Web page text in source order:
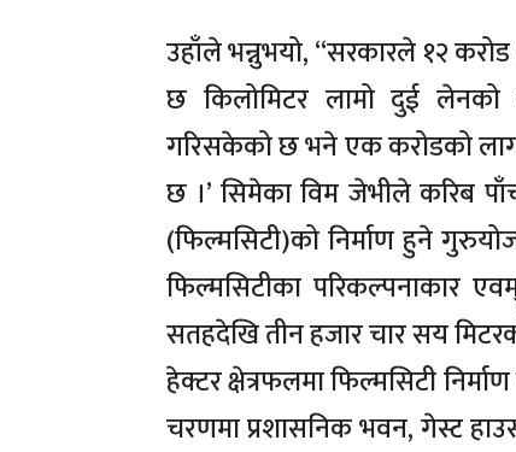
उहाँले भन्नुभयो, ‘‘सरकारले १२
छ किलोमिटर लामो दुई लेनको
गरिसकेको छ भने एक करोडको
छ ।’ सिमेका विम जेभीले करिब पाँच
(फिल्मसिटी)को निर्माण हुने
फिल्मसिटीका परिकल्पनाकार एवम्
सतहदेखि तीन हजार चार सय
हेक्टर क्षेत्रफलमा फिल्मसिटी
चरणमा प्रशासनिक भवन, गेस्ट